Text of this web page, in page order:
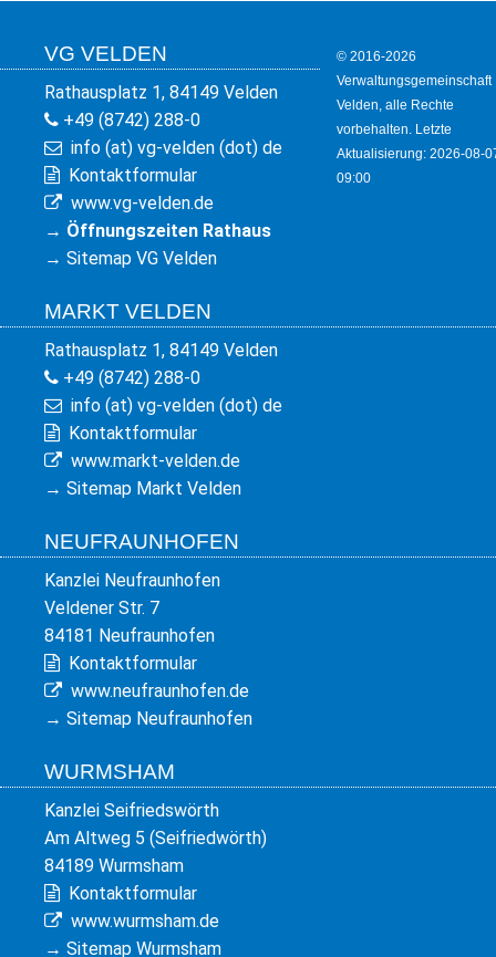
VG VELDEN
Rathausplatz 1, 84149 Velden
+49 (8742) 288-0
info (at) vg-velden (dot) de
Kontaktformular
www.vg-velden.de
→ Öffnungszeiten Rathaus
→ Sitemap VG Velden
MARKT VELDEN
Rathausplatz 1, 84149 Velden
+49 (8742) 288-0
info (at) vg-velden (dot) de
Kontaktformular
www.markt-velden.de
→ Sitemap Markt Velden
NEUFRAUNHOFEN
Kanzlei Neufraunhofen
Veldener Str. 7
84181 Neufraunhofen
Kontaktformular
www.neufraunhofen.de
→ Sitemap Neufraunhofen
WURMSHAM
Kanzlei Seifriedswörth
Am Altweg 5 (Seifriedwörth)
84189 Wurmsham
Kontaktformular
www.wurmsham.de
→ Sitemap Wurmsham
© 2016-2026
Verwaltungsgemeinschaft
Velden, alle Rechte
vorbehalten. Letzte
Aktualisierung: 2026-08-
09:00